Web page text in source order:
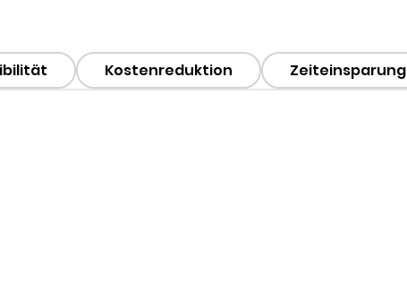
Kostenreduktion Zeiteinsparung